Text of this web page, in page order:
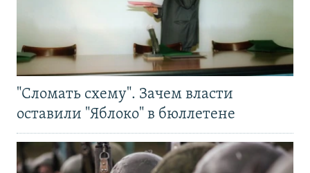
"Сломать схему". Зачем власти
оставили "Яблоко" в бюллетене